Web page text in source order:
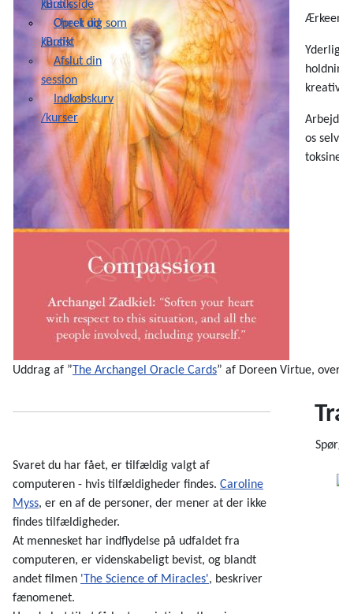
/Butik
Check ud
/Butik
kursusside
Opret dig som
kursist
Afslut din
session
Indkøbskurv
/kurser
os
Uddrag af ”The Archangel Oracle Cards” af Doreen Virtue,
Svaret du har fået, er tilfældig valgt af
computeren - hvis tilfældigheder findes. Caroline
Myss, er en af de personer, der mener at der ikke
findes tilfældigheder.
At mennesket har indflydelse på udfaldet fra
computeren, er videnskabeligt bevist, og blandt
andet filmen 'The Science of Miracles', beskriver
fænomenet.